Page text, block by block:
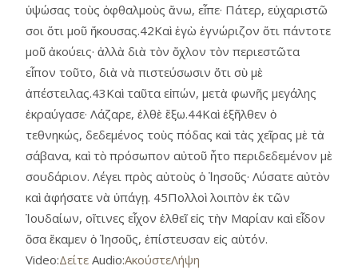
ὑψώσας τοὺς ὀφθαλμοὺς ἄνω, εἶπε· Πάτερ, εὐχαριστῶ
σοι ὅτι μοῦ ἤκουσας.42Καὶ ἐγὼ ἐγνώριζον ὅτι πάντοτε
μοῦ ἀκούεις· ἀλλὰ διὰ τὸν ὄχλον τὸν περιεστῶτα
εἶπον τοῦτο, διὰ νὰ πιστεύσωσιν ὅτι σὺ μὲ
ἀπέστειλας.43Καὶ ταῦτα εἰπών, μετὰ φωνῆς μεγάλης
ἐκραύγασε· Λάζαρε, ἐλθὲ ἔξω.44Καὶ ἐξῆλθεν ὁ
τεθνηκώς, δεδεμένος τοὺς πόδας καὶ τὰς χεῖρας μὲ τὰ
σάβανα, καὶ τὸ πρόσωπον αὐτοῦ ἦτο περιδεδεμένον μὲ
σουδάριον. Λέγει πρὸς αὐτοὺς ὁ Ἰησοῦς· Λύσατε αὐτὸν
καὶ ἀφήσατε νὰ ὑπάγῃ. 45Πολλοὶ λοιπὸν ἐκ τῶν
Ἰουδαίων, οἵτινες εἶχον ἐλθεῖ εἰς τὴν Μαρίαν καὶ εἶδον
ὅσα ἔκαμεν ὁ Ἰησοῦς, ἐπίστευσαν εἰς αὐτόν.
Video:Δείτε Audio:ΑκούστεΛήψη